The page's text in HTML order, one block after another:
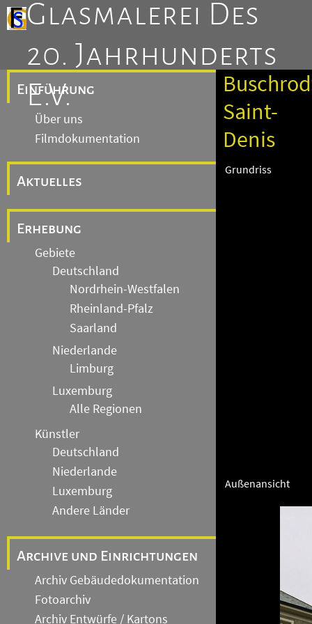
Glasmalerei Des
20. Jahrhunderts
E.V.
Einführung
Über uns
Filmdokumentation
Aktuelles
Erhebung
Gebiete
Deutschland
Nordrhein-Westfalen
Rheinland-Pfalz
Saarland
Niederlande
Limburg
Luxemburg
Alle Regionen
Künstler
Deutschland
Niederlande
Luxemburg
Andere Länder
Archive und Einrichtungen
Archiv Gebäudedokumentation
Fotoarchiv
Archiv Entwürfe / Kartons
Saint-
Denis
Grundriss
Außenansicht